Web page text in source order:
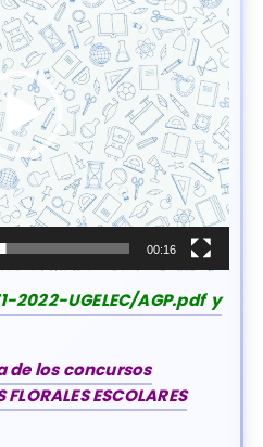
00:16
2022-UGELEC/AGP.pdf y
de los concursos
ESCOLARES